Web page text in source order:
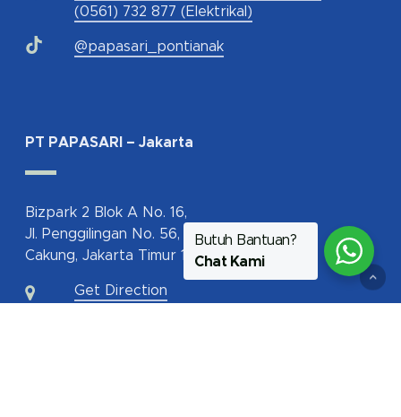
(0561) 732 877 (Elektrikal)
@papasari_pontianak
PT PAPASARI – Jakarta
Bizpark 2 Blok A No. 16,
Jl. Penggilingan No. 56,
Cakung, Jakarta Timur 13940
Get Direction
Butuh Bantuan?
Chat Kami